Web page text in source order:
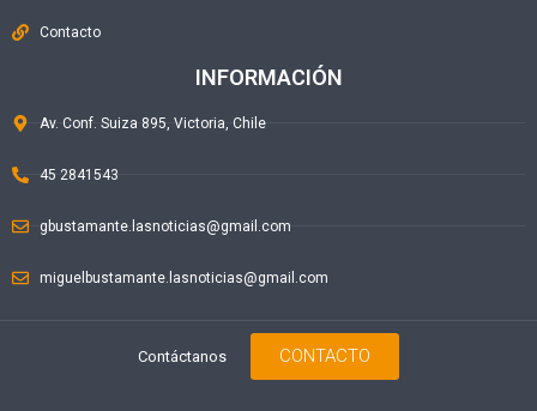
Contacto
INFORMACIÓN
Av. Conf. Suiza 895, Victoria, Chile
45 2841543
gbustamante.lasnoticias@gmail.com
miguelbustamante.lasnoticias@gmail.com
Contáctanos CONTACTO